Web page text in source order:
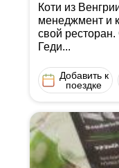
Коти из
менеджмент и
свой
Геди...
Добавить к
поездке